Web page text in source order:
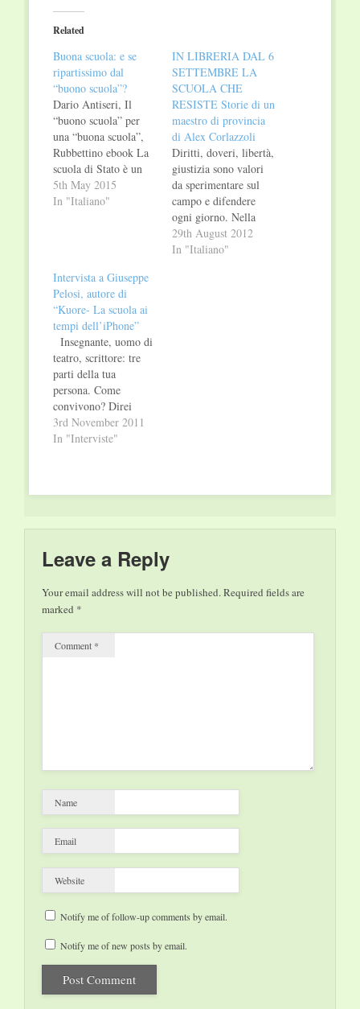
(Opens
in
new
Related
Buona scuola: e se
ripartissimo dal
“buono scuola”?
Dario Antiseri, Il
“buono scuola” per
una “buona scuola”,
Rubbettino ebook La
scuola di Stato è un
patrimonio grande e
prezioso che va
innanzitutto dalla
tentazione dello
statalismo. È da
questa considerazione
di base che muove il
saggio…
5th May 2015
In "Italiano"
IN LIBRERIA DAL 6
SETTEMBRE LA
SCUOLA CHE
RESISTE Storie di un
maestro di provincia
di Alex Corlazzoli
Diritti, doveri, libertà,
giustizia sono valori
da sperimentare sul
campo e difendere
ogni giorno. Nella
scuola di Corlazzoli la
vita non è fuori, ma
29th August 2012
In "Italiano"
Intervista a Giuseppe
Pelosi, autore di
“Kuore- La scuola ai
tempi dell’iPhone”
Insegnante, uomo di
teatro, scrittore: tre
parti della tua
persona. Come
convivono? Direi
bene, grazie!
Concepisco il teatro
delle altre esperienze!
Insomma, mi sento
quando recito, e mi
sento sempre…
3rd November 2011
In "Interviste"
Leave a Reply
Your email address will not be published.Required fields are
marked *
Comment *
Name
Email
Website
Notify me of follow-up comments by email.
Notify me of new posts by email.